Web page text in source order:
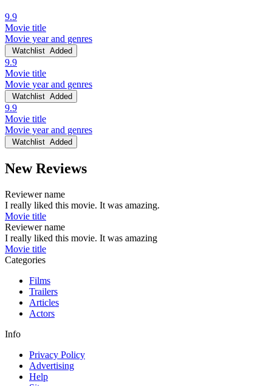
9.9
Movie title
Movie year and genres
Watchlist Added
9.9
Movie title
Movie year and genres
Watchlist Added
9.9
Movie title
Movie year and genres
Watchlist Added
New Reviews
Reviewer name
I really liked this movie. It was amazing.
Movie title
Reviewer name
I really liked this movie. It was amazing
Movie title
Categories
Films
Trailers
Articles
Actors
Info
Privacy Policy
Advertising
Help